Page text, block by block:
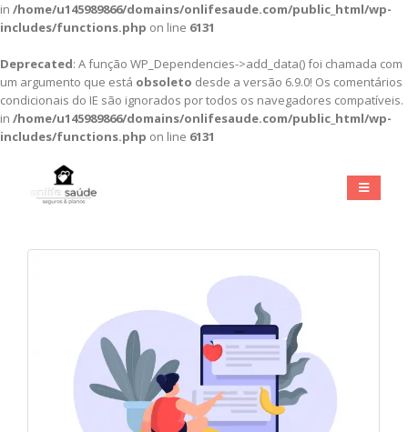
in /home/u145989866/domains/onlifesaude.com/public_html/wp-
includes/functions.php on line 6131
Deprecated: A função WP_Dependencies->add_data() foi chamada com
um argumento que está obsoleto desde a versão 6.9.0! Os comentários
condicionais do IE são ignorados por todos os navegadores compatíveis.
in /home/u145989866/domains/onlifesaude.com/public_html/wp-
includes/functions.php on line 6131